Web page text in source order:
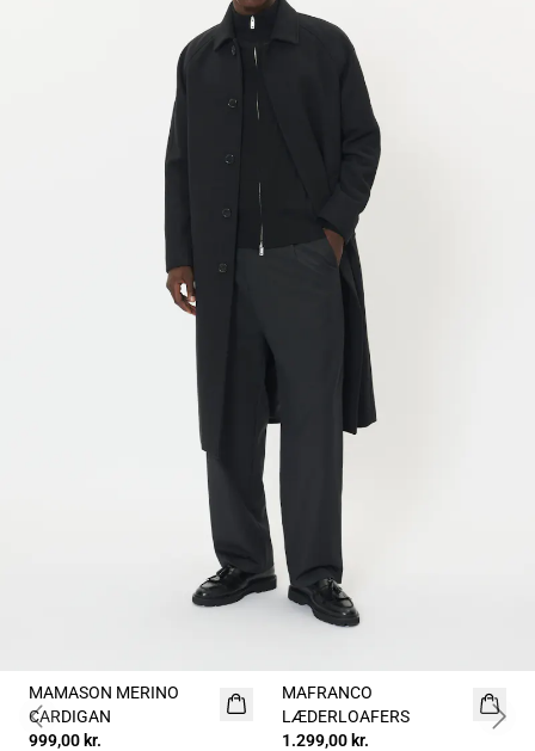
MAMASON MERINO
CARDIGAN
999,00 kr.
NYHED
MAFRANCO
LÆDERLOAFERS
1.299,00 kr.
Previous slide Next